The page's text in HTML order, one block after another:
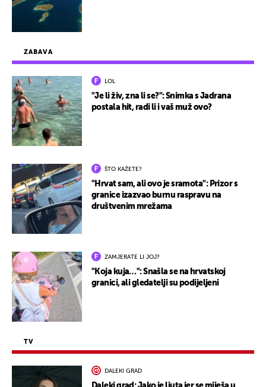
ZABAVA
LOL
"Je li živ, zna li se?": Snimka s Jadrana
postala hit, radi li i vaš muž ovo?
ŠTO KAŽETE?
"Hrvat sam, ali ovo je sramota": Prizor s
granice izazvao burnu raspravu na
društvenim mrežama
ZAMJERATE LI JOJ?
"Koja kuja…": Snašla se na hrvatskoj
granici, ali gledatelji su podijeljeni
TV
DALEKI GRAD